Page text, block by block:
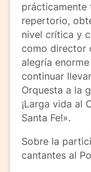
prácticamente
repertorio,
nivel crítica y
como director
alegría
continuar
Orquesta a la
¡Larga vida al
Santa Fe!».
Sobre la
cantantes al